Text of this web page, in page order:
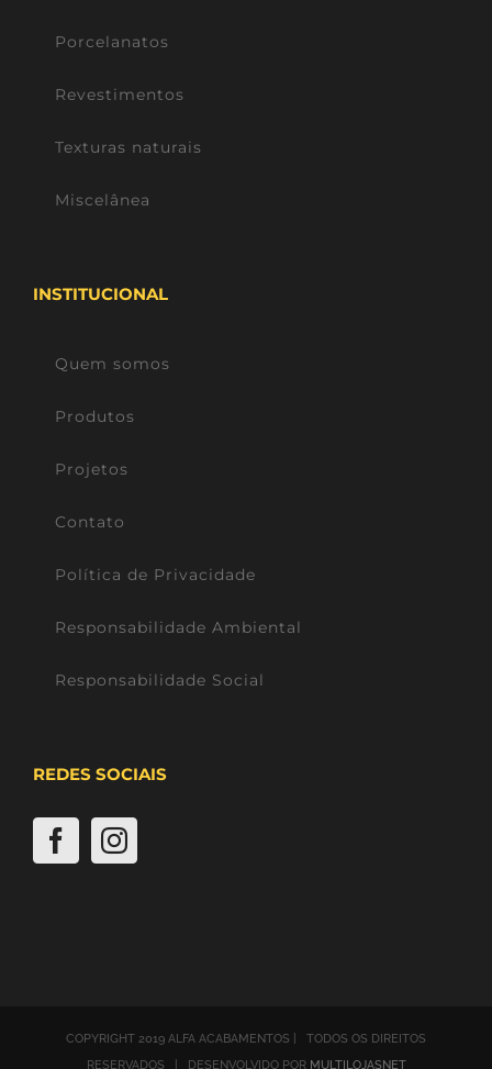
Porcelanatos
Revestimentos
Texturas naturais
Miscelânea
INSTITUCIONAL
Quem somos
Produtos
Projetos
Contato
Política de Privacidade
Responsabilidade Ambiental
Responsabilidade Social
REDES SOCIAIS
COPYRIGHT 2019 ALFA ACABAMENTOS | TODOS OS DIREITOS
RESERVADOS | DESENVOLVIDO POR MULTILOJASNET